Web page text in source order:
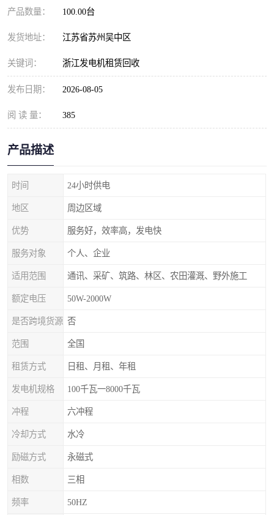
产品数量： 100.00台
发货地址： 江苏省苏州吴中区
关键词： 浙江发电机租赁回收
发布日期： 2026-08-05
阅 读 量： 385
产品描述
时间 24小时供电
地区 周边区域
优势 服务好，效率高，发电快
服务对象 个人、企业
适用范围 通讯、采矿、筑路、林区、农田灌溉、野外施工
额定电压 50W-2000W
是否跨境货源 否
范围 全国
租赁方式 日租、月租、年租
发电机规格 100千瓦一8000千瓦
冲程 六冲程
冷却方式 水冷
励磁方式 永磁式
相数 三相
频率 50HZ